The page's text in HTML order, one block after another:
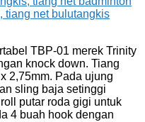
TBP-01 merek Trinity
knock down. Tiang
2,75mm. Pada ujung
sling baja setinggi
putar roda gigi untuk
4 buah hook dengan